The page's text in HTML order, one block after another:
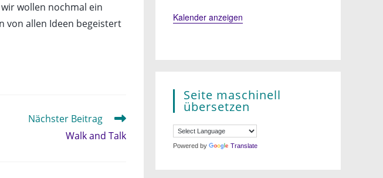
wollen nochmal ein
von allen Ideen begeistert
Nächster Beitrag
Walk and Talk
Kalender anzeigen
Seite maschinell
übersetzen
Powered by Translate